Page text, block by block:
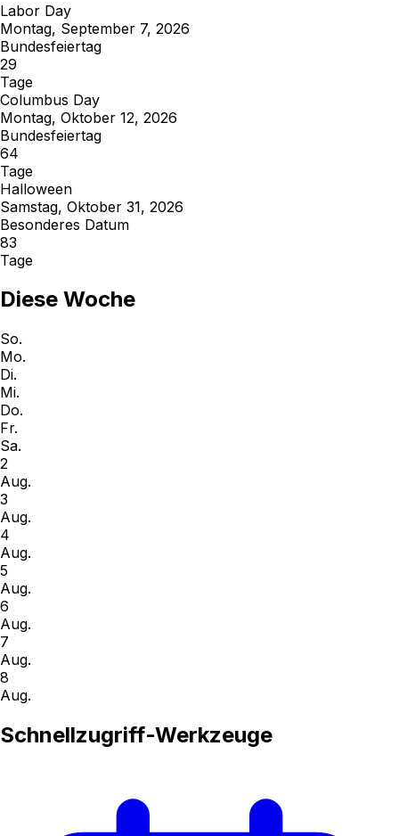
Labor Day
Montag, September 7, 2026
Bundesfeiertag
29
Tage
Columbus Day
Montag, Oktober 12, 2026
Bundesfeiertag
64
Tage
Halloween
Samstag, Oktober 31, 2026
Besonderes Datum
83
Tage
Diese Woche
So.
Mo.
Di.
Mi.
Do.
Fr.
Sa.
2
Aug.
3
Aug.
4
Aug.
5
Aug.
6
Aug.
7
Aug.
8
Aug.
Schnellzugriff-Werkzeuge